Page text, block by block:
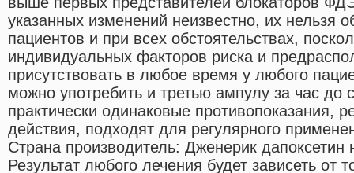
указанных изменений неизвестно, их нельзя
пациентов и при всех обстоятельствах,
индивидуальных факторов риска и
присутствовать в любое время у любого
можно употребить и третью ампулу за час до
практически одинаковые противопоказания,
действия, подходят для регулярного
Страна производитель: Дженерик дапоксетин
Результат любого лечения будет зависеть от